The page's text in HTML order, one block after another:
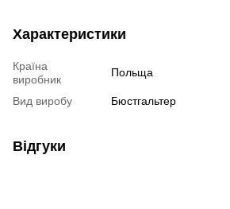
Характеристики
Країна
виробник
Польща
Вид виробу Бюстгальтер
Відгуки